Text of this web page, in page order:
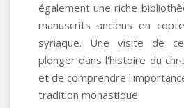
également une riche
manuscrits anciens en
syriaque. Une visite de
plonger dans l'histoire du
et de comprendre
tradition monastique.